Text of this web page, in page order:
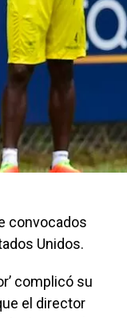
convocados
Unidos.
complicó su
el director